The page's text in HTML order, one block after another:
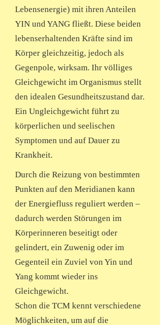
Lebensenergie) mit ihren Anteilen
YIN und YANG fließt. Diese beiden
lebenserhaltenden Kräfte sind im
Körper gleichzeitig, jedoch als
Gegenpole, wirksam. Ihr völliges
Gleichgewicht im Organismus stellt
den idealen Gesundheitszustand dar.
Ein Ungleichgewicht führt zu
körperlichen und seelischen
Symptomen und auf Dauer zu
Krankheit.
Durch die Reizung von bestimmten
Punkten auf den Meridianen kann
der Energiefluss reguliert werden –
dadurch werden Störungen im
Körperinneren beseitigt oder
gelindert, ein Zuwenig oder im
Gegenteil ein Zuviel von Yin und
Yang kommt wieder ins
Gleichgewicht.
Schon die TCM kennt verschiedene
Möglichkeiten, um auf die